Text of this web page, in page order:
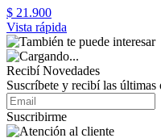
$ 21.900
Vista rápida
Recibí Novedades
Suscríbete y recibí las últimas
Suscribirme